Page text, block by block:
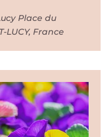
Place du
LUCY, France